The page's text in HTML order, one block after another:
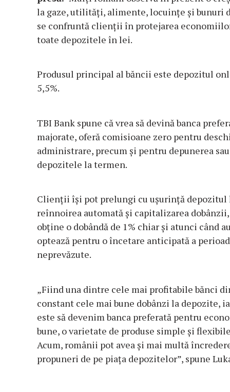
la gaze, utilități, alimente, locuințe și bunuri
se confruntă clienții în protejarea
toate depozitele în lei.
Produsul principal al băncii este depozitul
5,5%.
TBI Bank spune că vrea să devină banca
majorate, oferă comisioane zero pentru
administrare, precum și pentru depunerea
depozitele la termen.
Clienții își pot prelungi cu ușurință depozitul
reînnoirea automată și capitalizarea
obține o dobândă de 1% chiar și atunci când
optează pentru o încetare anticipată a
neprevăzute.
„Fiind una dintre cele mai profitabile bănci
constant cele mai bune dobânzi la depozite,
este să devenim banca preferată pentru
bune, o varietate de produse simple și
Acum, românii pot avea și mai multă
propuneri de pe piața depozitelor”, spune